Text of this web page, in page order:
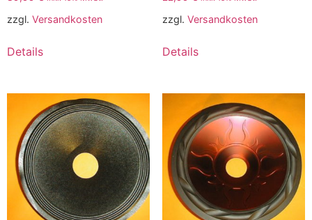
zzgl. Versandkosten
Details
zzgl. Versandkosten
Details